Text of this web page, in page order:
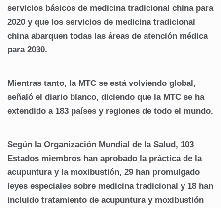
servicios básicos de medicina tradicional china para
2020 y que los servicios de medicina tradicional
china abarquen todas las áreas de atención médica
para 2030.
Mientras tanto, la MTC se está volviendo global,
señaló el diario blanco, diciendo que la MTC se ha
extendido a 183 países y regiones de todo el mundo.
Según la Organización Mundial de la Salud, 103
Estados miembros han aprobado la práctica de la
acupuntura y la moxibustión, 29 han promulgado
leyes especiales sobre medicina tradicional y 18 han
incluido tratamiento de acupuntura y moxibustión